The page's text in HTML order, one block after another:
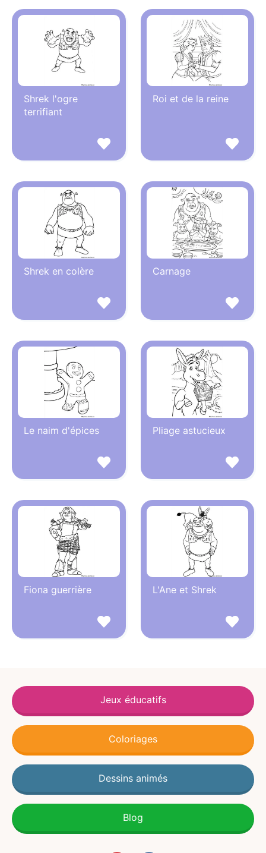
Shrek l'ogre
terrifiant
Roi et de la reine
Shrek en colère Carnage
Le naim d'épices Pliage astucieux
Fiona guerrière L'Ane et Shrek
Jeux éducatifs
Coloriages
Dessins animés
Blog